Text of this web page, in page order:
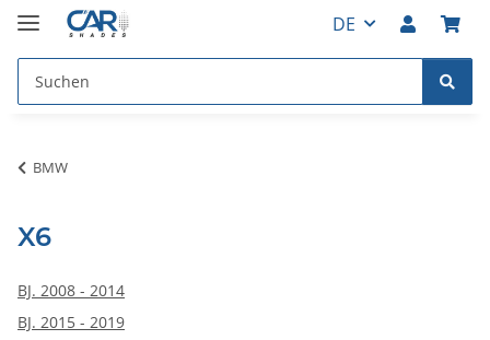
DE
BMW
X6
BJ. 2008 - 2014
BJ. 2015 - 2019